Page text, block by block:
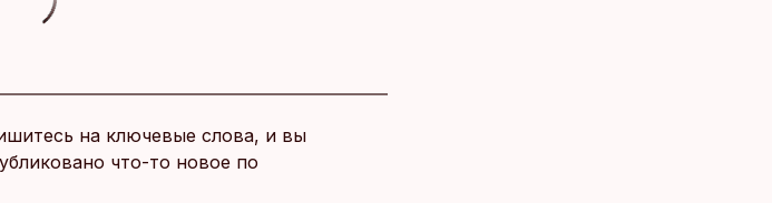
на ключевые слова, и вы
что-то новое по